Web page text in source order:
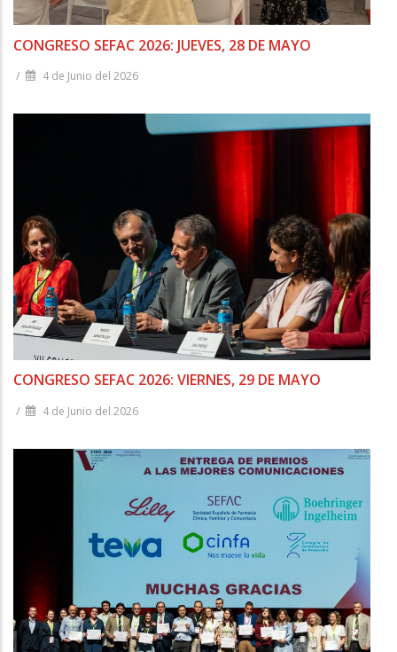
CONGRESO SEFAC 2026: JUEVES, 28 DE MAYO
/ 4 de Junio del 2026
CONGRESO SEFAC 2026: VIERNES, 29 DE MAYO
/ 4 de Junio del 2026